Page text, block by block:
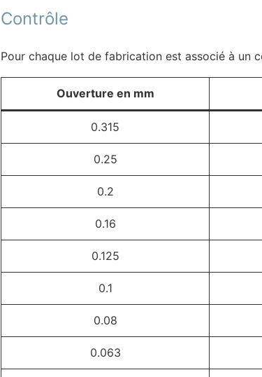
Contrôle
Pour chaque lot de fabrication est associé à un
Ouverture en mm
0.315
0.25
0.2
0.16
0.125
0.1
0.08
0.063